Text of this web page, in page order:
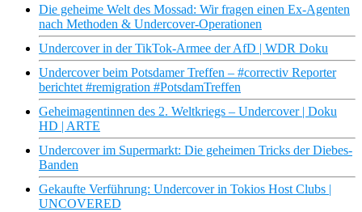
Die geheime Welt des Mossad: Wir fragen einen Ex-Agenten
nach Methoden & Undercover-Operationen
Undercover in der TikTok-Armee der AfD | WDR Doku
Undercover beim Potsdamer Treffen – #correctiv Reporter
berichtet #remigration #PotsdamTreffen
Geheimagentinnen des 2. Weltkriegs – Undercover | Doku
HD | ARTE
Undercover im Supermarkt: Die geheimen Tricks der Diebes-
Banden
Gekaufte Verführung: Undercover in Tokios Host Clubs |
UNCOVERED